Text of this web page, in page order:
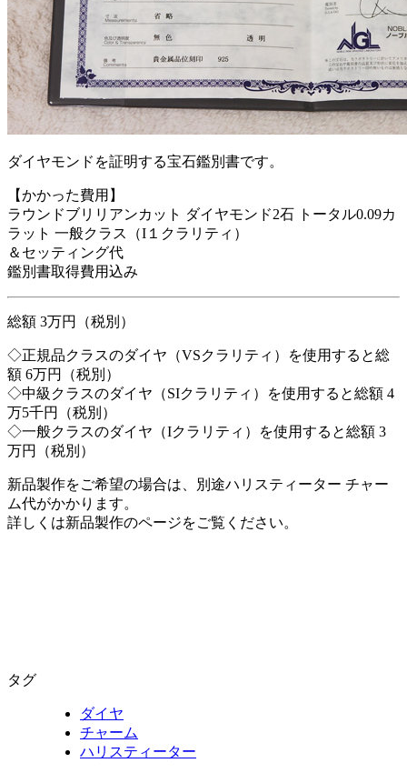
ダイヤモンドを証明する宝石鑑別書です。
【かかった費用】
ラウンドブリリアンカット ダイヤモンド2石 トータル0.09カ
ラット 一般クラス（I１クラリティ）
＆セッティング代
鑑別書取得費用込み
総額 3万円（税別）
◇正規品クラスのダイヤ（VSクラリティ）を使用すると総
額 6万円（税別）
◇中級クラスのダイヤ（SIクラリティ）を使用すると総額 4
万5千円（税別）
◇一般クラスのダイヤ（Iクラリティ）を使用すると総額 3
万円（税別）
新品製作をご希望の場合は、別途ハリスティーター チャー
ム代がかかります。
詳しくは新品製作のページをご覧ください。
タグ
ダイヤ
チャーム
ハリスティーター